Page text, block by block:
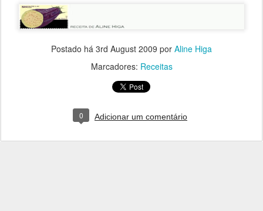
Postado há 3rd August 2009 por Aline Higa
Marcadores: Receitas
0 Adicionar um comentário